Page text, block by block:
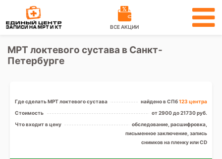
ВСЕ АКЦИИ
МРТ локтевого сустава в Санкт-
Петербурге
Где сделать МРТ локтевого сустава найдено в СПб123 центра
Стоимость
от 2900 до 21730 руб.
Что входит в цену
обследование, расшифровка,
письменное заключение, запись
снимков на пленку или CD